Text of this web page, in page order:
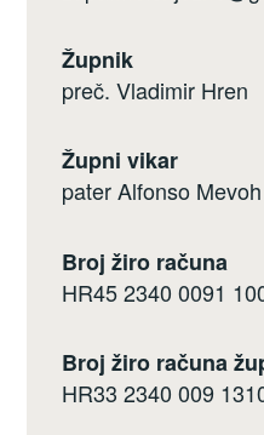
Župnik
preč. Vladimir Hren
Župni vikar
pater Alfonso Mevoh
Broj žiro računa
HR45 2340 0091
Broj žiro računa
HR33 2340 009